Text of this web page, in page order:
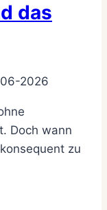
das
2026
Doch wann
zu